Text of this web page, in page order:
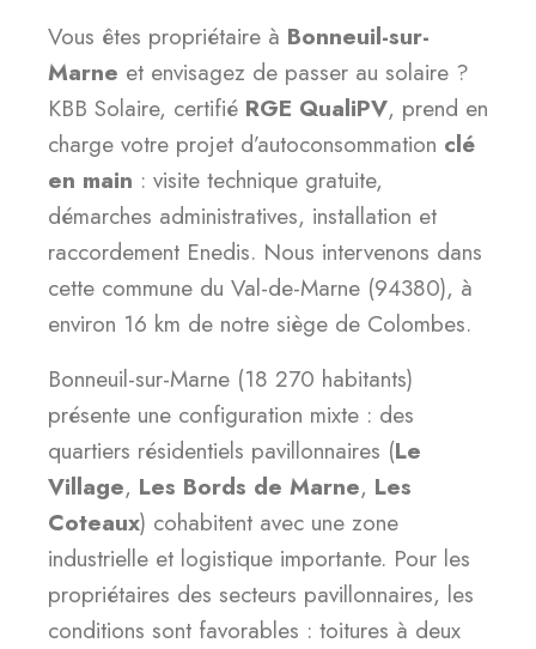
Vous êtes propriétaire à Bonneuil-sur-
Marne et envisagez de passer au solaire ?
KBB Solaire, certifié RGE QualiPV, prend en
charge votre projet d’autoconsommation clé
en main : visite technique gratuite,
démarches administratives, installation et
raccordement Enedis. Nous intervenons dans
cette commune du Val-de-Marne (94380), à
environ 16 km de notre siège de Colombes.
Bonneuil-sur-Marne (18 270 habitants)
présente une configuration mixte : des
quartiers résidentiels pavillonnaires (Le
Village, Les Bords de Marne, Les
Coteaux) cohabitent avec une zone
industrielle et logistique importante. Pour les
propriétaires des secteurs pavillonnaires, les
conditions sont favorables : toitures à deux